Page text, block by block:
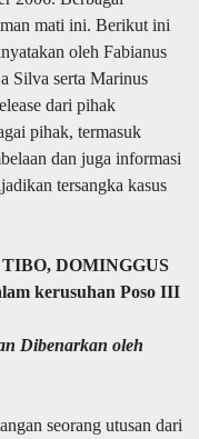
mati ini. Berikut ini
oleh Fabianus
Silva serta Marinus
dari pihak
pihak, termasuk
dan juga informasi
tersangka kasus
DOMINGGUS
kerusuhan Poso III
Dibenarkan oleh
seorang utusan dari